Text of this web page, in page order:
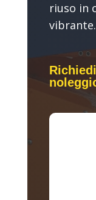
riuso in
vibrante.